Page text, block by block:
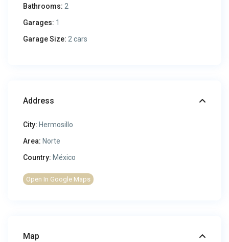
Bathrooms: 2
Garages: 1
Garage Size: 2 cars
Address
City: Hermosillo
Area: Norte
Country: México
Open In Google Maps
Map